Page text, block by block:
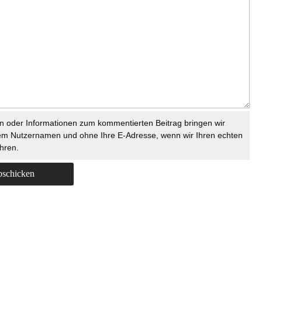
oder Informationen zum kommentierten Beitrag bringen wir
Nutzernamen und ohne Ihre E-Adresse, wenn wir Ihren echten